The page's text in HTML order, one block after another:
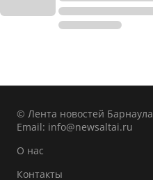
© Лента новостей Барнаула
Email: info@newsaltai.ru
О нас
Контакты